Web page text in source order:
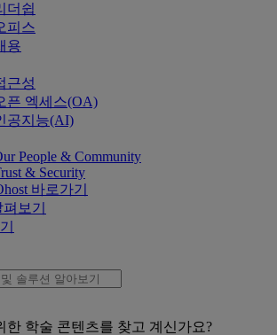
더쉽
피스
용
근성
픈 엑세스(OA)
공지능(AI)
People & Community
& Security
바로가기
보기
한 학술 콘텐츠를 찾고 계신가요?